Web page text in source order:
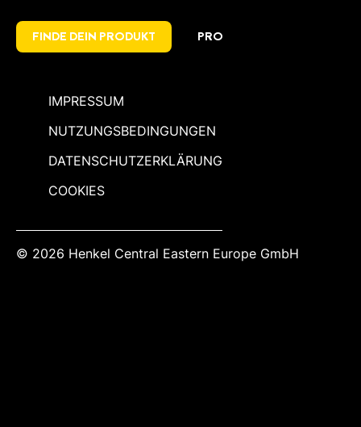
FINDE DEIN PRODUKT PRO
IMPRESSUM
NUTZUNGSBEDINGUNGEN
DATENSCHUTZERKLÄRUNG
COOKIES
© 2026 Henkel Central Eastern Europe GmbH